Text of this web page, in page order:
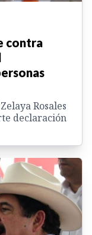
contra
Rosales
declaración